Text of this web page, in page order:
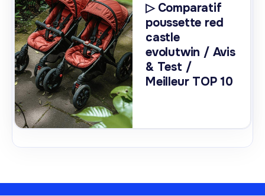
▷ Comparatif
poussette red
castle
evolutwin / Avis
& Test /
Meilleur TOP 10